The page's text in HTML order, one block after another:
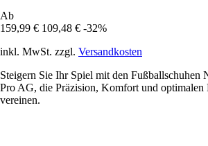
Ab
159,99 € 109,48 € -32%
inkl. MwSt. zzgl. Versandkosten
Steigern Sie Ihr Spiel mit den Fußballschuhen
Pro AG, die Präzision, Komfort und optimalen
vereinen.